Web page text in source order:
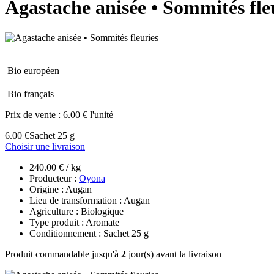
Agastache anisée • Sommités
Bio européen
Bio français
Prix de vente : 6.00 € l'unité
6.00 €Sachet 25 g
Choisir une livraison
240.00 € / kg
Producteur : Oyona
Origine : Augan
Lieu de transformation : Augan
Agriculture : Biologique
Type produit : Aromate
Conditionnement : Sachet 25 g
Produit commandable jusqu'à 2 jour(s) avant la livraison